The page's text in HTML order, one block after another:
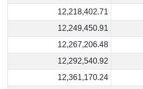
12,218,402.71
12,249,450.91
12,267,206.48
12,292,540.92
12,361,170.24